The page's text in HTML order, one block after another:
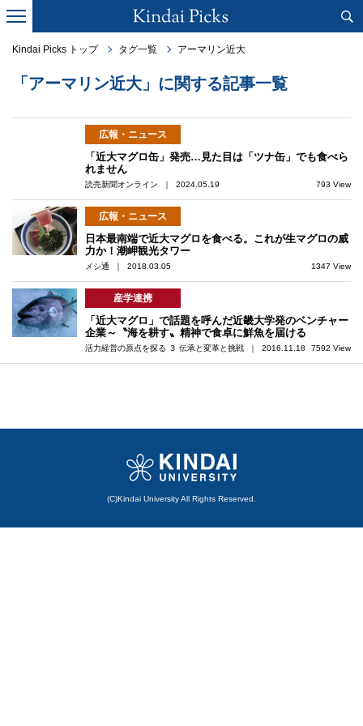
Kindai Picks トップ タグ一覧 アーマリン近大
「アーマリン近大」に関する記事一覧
広報・ニュース
「近大マグロ缶」発売…見た目は「ツナ缶」でも食べら
れません
読売新聞オンライン ｜ 2024.05.19 793 View
広報・ニュース
日本最南端で近大マグロを食べる。これが生マグロの威
力か！潮岬観光タワー
メシ通 ｜ 2018.03.05 1347 View
産学連携
「近大マグロ」で話題を呼んだ近畿大学発のベンチャー
企業～〝海を耕す〟精神で食卓に鮮魚を届ける
活力経営の原点を探る ３ 伝承と変革と挑戦 ｜ 2016.11.18 7592 View
(C)Kindai University All Rights Reserved.